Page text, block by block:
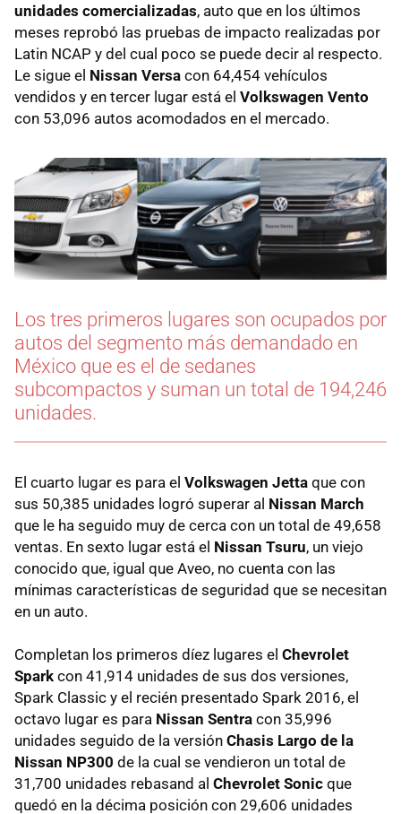
unidades comercializadas, auto que en los últimos
meses reprobó las pruebas de impacto realizadas por
Latin NCAP y del cual poco se puede decir al respecto.
Le sigue el Nissan Versa con 64,454 vehículos
vendidos y en tercer lugar está el Volkswagen Vento
con 53,096 autos acomodados en el mercado.
Los tres primeros lugares son ocupados por
autos del segmento más demandado en
México que es el de sedanes
subcompactos y suman un total de 194,246
unidades.
El cuarto lugar es para el Volkswagen Jetta que con
sus 50,385 unidades logró superar al Nissan March
que le ha seguido muy de cerca con un total de 49,658
ventas. En sexto lugar está el Nissan Tsuru, un viejo
conocido que, igual que Aveo, no cuenta con las
mínimas características de seguridad que se necesitan
en un auto.
Completan los primeros díez lugares el Chevrolet
Spark con 41,914 unidades de sus dos versiones,
Spark Classic y el recién presentado Spark 2016, el
octavo lugar es para Nissan Sentra con 35,996
unidades seguido de la versión Chasis Largo de la
Nissan NP300 de la cual se vendieron un total de
31,700 unidades rebasand al Chevrolet Sonic que
quedó en la décima posición con 29,606 unidades